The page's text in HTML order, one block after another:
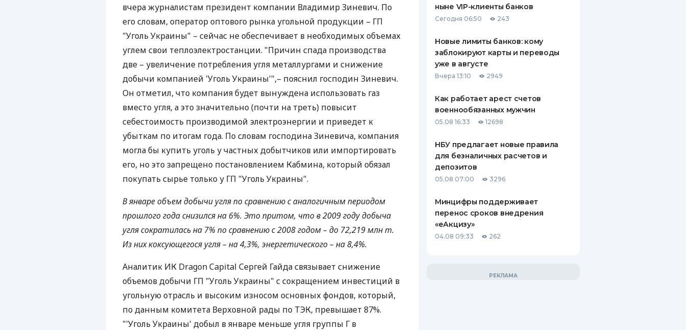
КЕШБЭКА
БАНКОВСКИМ КАРТАМ
ПУТЕВОДИТЕЛИ ПО
ВСЕ СТРАХОВЫЕ ПОЛИСЫ
СТРАХОВЫЕ КОМПАНИИ
КОМПАНИЯХ
вчера журналистам президент компании Владимир Зиневич. По
его словам, оператор оптового рынка угольной продукции – ГП
"Уголь Украины" – сейчас не обеспечивает в необходимых объемах
углем свои теплоэлектростанции. "Причин спада производства
две – увеличение потребления угля металлургами и снижение
добычи компанией 'Уголь Украины'",– пояснил господин Зиневич.
Он отметил, что компания будет вынуждена использовать газ
вместо угля, а это значительно (почти на треть) повысит
себестоимость производимой электроэнергии и приведет к
убыткам по итогам года. По словам господина Зиневича, компания
могла бы купить уголь у частных добытчиков или импортировать
его, но это запрещено постановлением Кабмина, который обязал
покупать сырье только у ГП "Уголь Украины".
В январе объем добычи угля по сравнению с аналогичным периодом
прошлого года снизился на 6%. Это притом, что в 2009 году добыча
угля сократилась на 7% по сравнению с 2008 годом – до 72,219 млн т.
Из них коксующегося угля – на 4,3%, энергетического – на 8,4%.
Аналитик ИК Dragon Capital Сергей Гайда связывает снижение
объемов добычи ГП "Уголь Украины" с сокращением инвестиций в
угольную отрасль и высоким износом основных фондов, который,
по данным комитета Верховной рады по ТЭК, превышает 87%.
"'Уголь Украины' добыл в январе меньше угля группы Г в
ныне VIP-клиенты банков
Сегодня 06:50 243
Новые лимиты банков: кому
заблокируют карты и переводы
уже в августе
Вчера 13:10 2949
Как работает арест счетов
военнообязанных мужчин
05.08 16:33 12698
НБУ предлагает новые правила
для безналичных расчетов и
депозитов
05.08 07:00 3296
Минцифры поддерживает
перенос сроков внедрения
«еАкцизу»
04.08 09:33 262